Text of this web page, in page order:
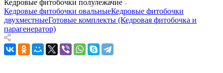
Кедровые фитобочки полулежачие
Кедровые фитобочки овальныеКедровые фитобочки
двухместныеГотовые комплекты (Кедровая фитобочка и
парагенератор)